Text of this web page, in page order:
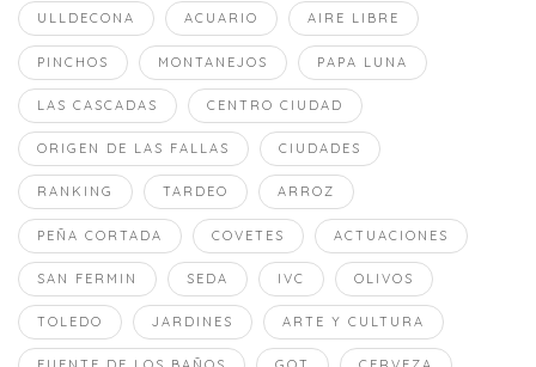
ULLDECONA ACUARIO AIRE LIBRE
PINCHOS MONTANEJOS PAPA LUNA
LAS CASCADAS CENTRO CIUDAD
ORIGEN DE LAS FALLAS CIUDADES
RANKING TARDEO ARROZ
PEÑA CORTADA COVETES ACTUACIONES
SAN FERMIN SEDA IVC OLIVOS
TOLEDO JARDINES ARTE Y CULTURA